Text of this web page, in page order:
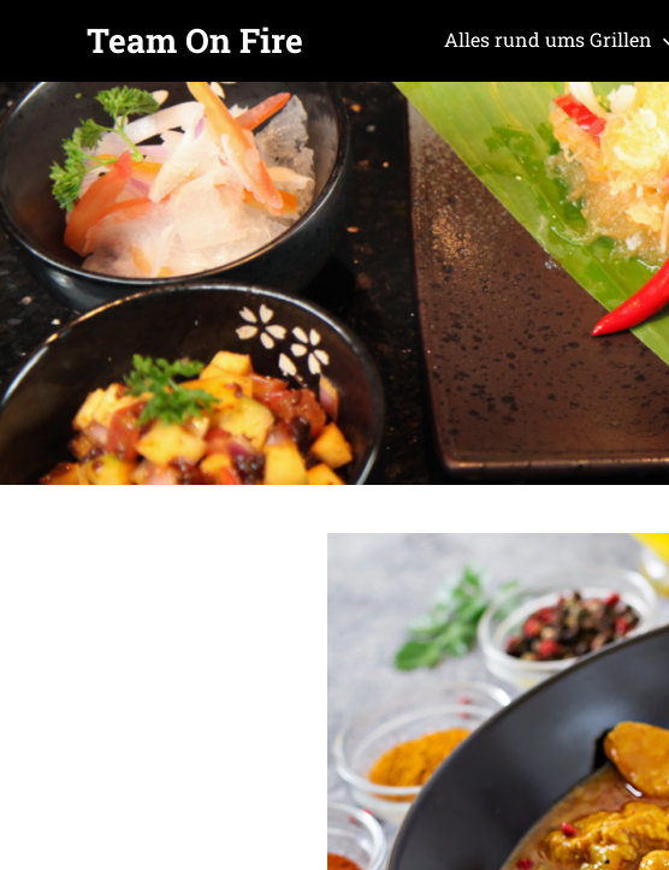
Zum
Inhalt
springen
Team On Fire
COOKING
SINCE
2015
Alles rund ums Grillen